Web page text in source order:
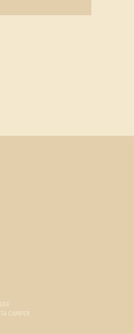
€49,99
prezzo:
CAMPER